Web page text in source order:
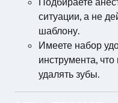
ситуации, а не
шаблону.
Имеете набор
инструмента,
удалять зубы.